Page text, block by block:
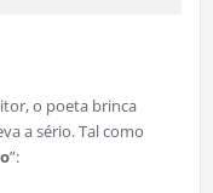
o poeta brinca
a sério. Tal como
”: